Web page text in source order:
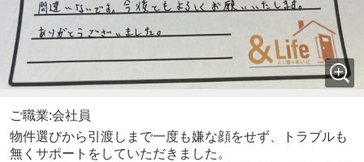
ご職業:会社員
物件選びから引渡しまで一度も嫌な顔をせず、トラブルも
無くサポートをしていただきました。